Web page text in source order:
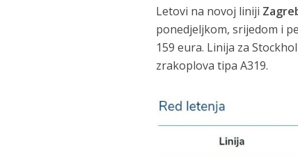
Letovi na novoj liniji
ponedjeljkom, srijedom i
159 eura. Linija za
zrakoplova tipa A319.